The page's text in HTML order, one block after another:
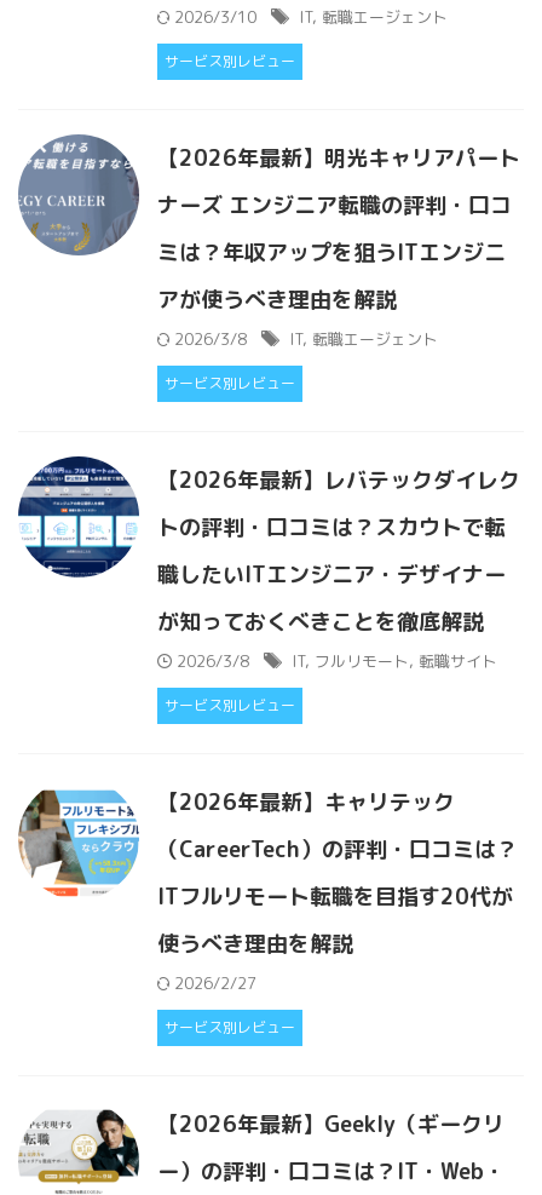
2026/3/10 IT, 転職エージェント
サービス別レビュー
【2026年最新】明光キャリアパート
ナーズ エンジニア転職の評判・口コ
ミは？年収アップを狙うITエンジニ
アが使うべき理由を解説
2026/3/8 IT, 転職エージェント
サービス別レビュー
【2026年最新】レバテックダイレク
トの評判・口コミは？スカウトで転
職したいITエンジニア・デザイナー
が知っておくべきことを徹底解説
2026/3/8 IT, フルリモート, 転職サイト
サービス別レビュー
【2026年最新】キャリテック
（CareerTech）の評判・口コミは？
ITフルリモート転職を目指す20代が
使うべき理由を解説
2026/2/27
サービス別レビュー
【2026年最新】Geekly（ギークリ
ー）の評判・口コミは？IT・Web・